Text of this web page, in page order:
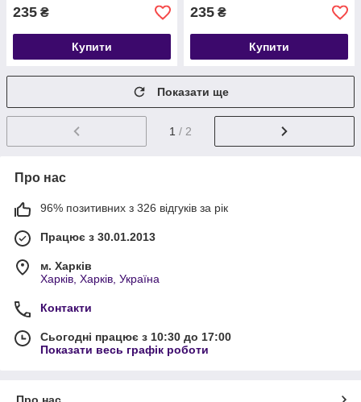
235 ₴
Купити
235 ₴
Купити
Показати ще
1 / 2
Про нас
96% позитивних з 326 відгуків за рік
Працює з 30.01.2013
м. Харків
Харків, Харків, Україна
Контакти
Сьогодні працює з 10:30 до 17:00
Показати весь графік роботи